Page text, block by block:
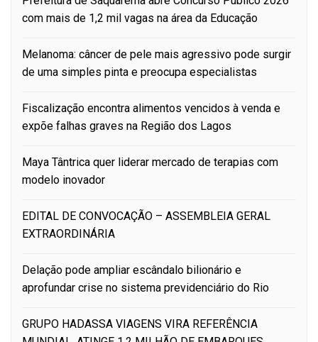
com mais de 1,2 mil vagas na área da Educação
Melanoma: câncer de pele mais agressivo pode surgir
de uma simples pinta e preocupa especialistas
Fiscalização encontra alimentos vencidos à venda e
expõe falhas graves na Região dos Lagos
Maya Tântrica quer liderar mercado de terapias com
modelo inovador
EDITAL DE CONVOCAÇÃO – ASSEMBLEIA GERAL
EXTRAORDINÁRIA
Delação pode ampliar escândalo bilionário e
aprofundar crise no sistema previdenciário do Rio
GRUPO HADASSA VIAGENS VIRA REFERÊNCIA